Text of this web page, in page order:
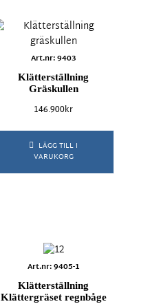
Art.nr: 9403
Klätterställning
Gräskullen
146.900kr
LÄGG TILL I
VARUKORG
Art.nr: 9405-1
Klätterställning
Klättergräset regnbåge